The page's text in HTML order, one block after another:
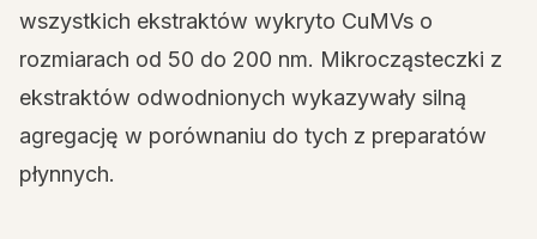
wszystkich ekstraktów wykryto CuMVs o
rozmiarach od 50 do 200 nm. Mikrocząsteczki z
ekstraktów odwodnionych wykazywały silną
agregację w porównaniu do tych z preparatów
płynnych.